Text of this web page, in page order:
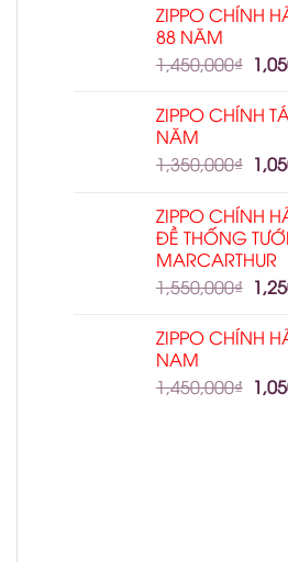
ZIPPO CHÍNH
88 NĂM
1,450,000₫
ZIPPO CHÍNH
NĂM
1,350,000₫
ZIPPO CHÍNH
ĐỀ THỐNG
MARCARTHUR
1,550,000₫
ZIPPO CHÍNH
NAM
1,450,000₫